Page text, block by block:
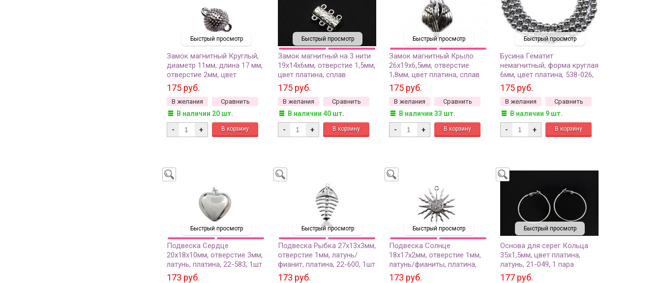
Быстрый просмотр
Замок магнитный Круглый,
диаметр 11мм, длина 17 мм,
отверстие 2мм, цвет
платина, сплав металлов,
10-085, 1шт
175 руб.
В желания Сравнить
В наличии 20 шт.
- +
Быстрый просмотр
Замок магнитный на 3 нити
19х14х6мм, отверстие 1,5мм,
цвет платина, сплав
металлов, 10-141, 1шт
175 руб.
В желания Сравнить
В наличии 40 шт.
- +
Быстрый просмотр
Замок магнитный Крыло
26х19х6,5мм, отверстие
1,8мм, цвет платина, сплав
металлов, 10-074, 1шт
175 руб.
В желания Сравнить
В наличии 33 шт.
- +
Быстрый просмотр
Бусина Гематит
немагнитный, форма круглая
6мм, цвет платина, 538-026,
1 нить (около 40см, около
65шт)
175 руб.
В желания Сравнить
В наличии 9 шт.
- +
Быстрый просмотр
Подвеска Сердце
20х18х10мм, отверстие 3мм,
латунь, платина, 22-583, 1шт
173 руб.
Быстрый просмотр
Подвеска Рыбка 27х13х3мм,
отверстие 1мм, латунь/
фианит, платина, 22-600, 1шт
173 руб.
Быстрый просмотр
Подвеска Солнце
18х17х2мм, отверстие 1мм,
латунь/фианиты, платина,
22-694, 1шт
173 руб.
Быстрый просмотр
Основа для серег Кольца
35х1,5мм, цвет платина,
латунь, 21-049, 1 пара
177 руб.